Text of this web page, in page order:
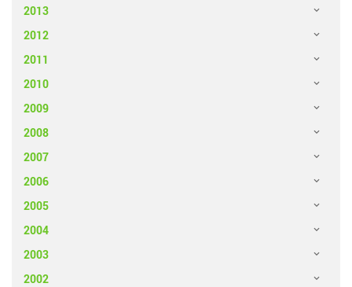
2013
2012
2011
2010
2009
2008
2007
2006
2005
2004
2003
2002